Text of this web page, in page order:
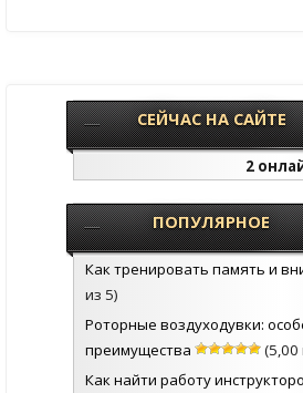
СЕЙЧАС НА САЙТЕ
2
ПОПУЛЯРНОЕ
Как тренировать память и
из 5)
Роторные воздуходувки:
преимущества
(5,00
Как найти работу